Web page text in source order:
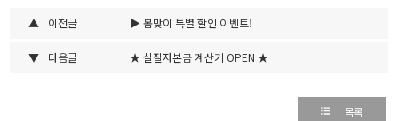
▲ 이전글 ▶ 봄맞이 특별 할인 이벤트!
▼ 다음글 ★ 실질자본금 계산기 OPEN ★
목록